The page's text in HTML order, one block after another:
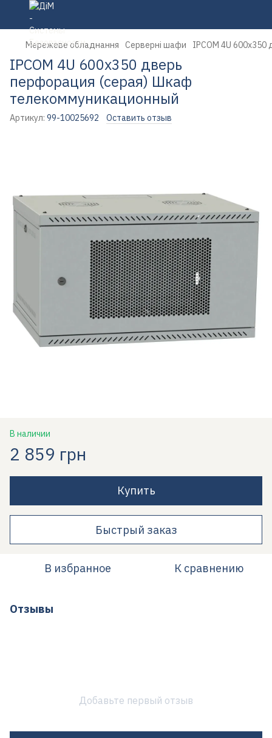
Мережеве обладнання Серверні шафи IPCOM 4U
IPCOM 4U 600x350 дверь
перфорация (серая) Шкаф
телекоммуникационный
Артикул: 99-10025692 Оставить отзыв
В наличии
2 859 грн
Купить
Быстрый заказ
В избранное К сравнению
Отзывы
Добавьте первый отзыв